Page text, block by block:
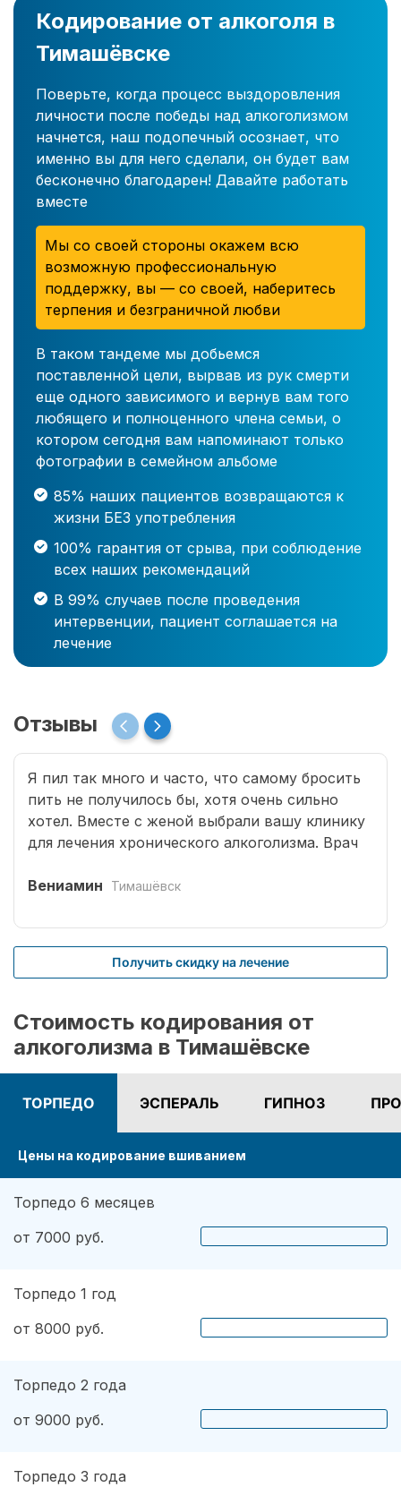
Кодирование от алкоголя в
Тимашёвске
Поверьте, когда процесс выздоровления
личности после победы над алкоголизмом
начнется, наш подопечный осознает, что
именно вы для него сделали, он будет вам
бесконечно благодарен! Давайте работать
вместе
Мы со своей стороны окажем всю
возможную профессиональную
поддержку, вы — со своей, наберитесь
терпения и безграничной любви
В таком тандеме мы добьемся
поставленной цели, вырвав из рук смерти
еще одного зависимого и вернув вам того
любящего и полноценного члена семьи, о
котором сегодня вам напоминают только
фотографии в семейном альбоме
85% наших пациентов возвращаются к
жизни БЕЗ употребления
100% гарантия от срыва, при соблюдение
всех наших рекомендаций
В 99% случаев после проведения
интервенции, пациент соглашается на
лечение
Отзывы
Я пил так много и часто, что самому бросить
пить не получилось бы, хотя очень сильно
хотел. Вместе с женой выбрали вашу клинику
для лечения хронического алкоголизма. Врач
сроком на три года. Вшивание препаратов
лечение. Врачом наркологом было подобрано
несколько начальных эффективных методик
для меня. Я завязал с приемом спиртных
конечно не обошлось.). На учете нигде не
состою. И вот срок кодировки уже прошел,
но я пить не хочу совсем. Я отказался от
употребления алкоголя навсегда. Спасибо!
Вениамин Тимашёвск
Получить скидку на лечение
Стоимость кодирования от
алкоголизма в Тимашёвске
ТОРПЕДО ЭСПЕРАЛЬ ГИПНОЗ
Цены на кодирование вшиванием
Торпедо 6 месяцев
от 7000 руб.
Торпедо 1 год
от 8000 руб.
Торпедо 2 года
от 9000 руб.
Торпедо 3 года